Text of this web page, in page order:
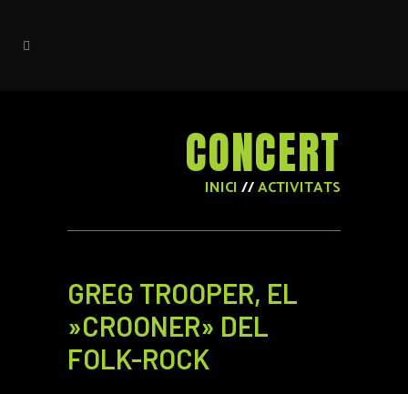
CONCERT
INICI//ACTIVITATS
GREG TROOPER, EL
»CROONER» DEL
FOLK-ROCK